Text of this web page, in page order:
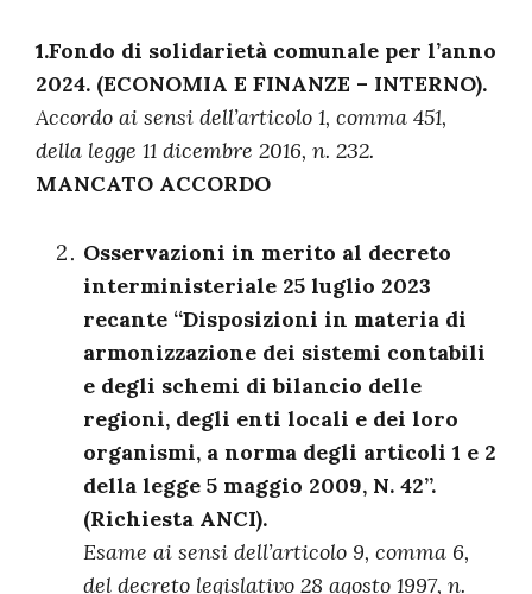
1.Fondo di solidarietà comunale per l’anno
2024. (ECONOMIA E FINANZE – INTERNO).
Accordo ai sensi dell’articolo 1, comma 451,
della legge 11 dicembre 2016, n. 232.
MANCATO ACCORDO
Osservazioni in merito al decreto
interministeriale 25 luglio 2023
recante “Disposizioni in materia di
armonizzazione dei sistemi contabili
e degli schemi di bilancio delle
regioni, degli enti locali e dei loro
organismi, a norma degli articoli 1 e 2
della legge 5 maggio 2009, N. 42”.
(Richiesta ANCI).
Esame ai sensi dell’articolo 9, comma 6,
del decreto legislativo 28 agosto 1997, n.